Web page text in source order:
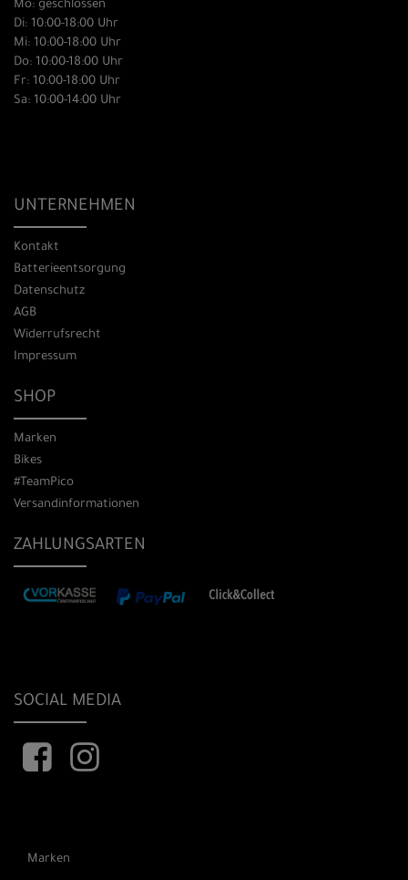
Mo: geschlossen
Di: 10:00-18:00 Uhr
Mi: 10:00-18:00 Uhr
Do: 10:00-18:00 Uhr
Fr: 10:00-18:00 Uhr
Sa: 10:00-14:00 Uhr
UNTERNEHMEN
Kontakt
Batterieentsorgung
Datenschutz
AGB
Widerrufsrecht
Impressum
SHOP
Marken
Bikes
#TeamPico
Versandinformationen
ZAHLUNGSARTEN
SOCIAL MEDIA
Marken